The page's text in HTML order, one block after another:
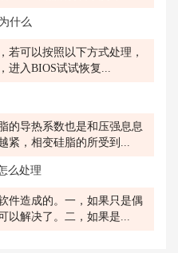
什么
若可以按照以下方式处理，
进入BIOS试试恢复...
的导热系数也是和压强息息
紧，相变硅脂的所受到...
么处理
件造成的。一，如果只是偶
以解决了。二，如果是...